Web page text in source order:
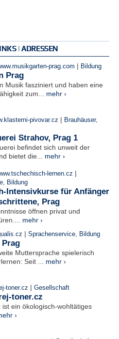
| ADRESSEN
prag.com | Bildung
Prag
Musik fasziniert und haben eine
zum... mehr ›
pivovar.cz | Brauhäuser,
Strahov, Prag 1
befindet sich unweit der
bietet die... mehr ›
lernen.cz |
, Bildung
Intensivkurse für Anfänger
Prag
öffnen privat und
mehr ›
| Sprachenservice, Bildung
Muttersprache spielerisch
Seit ... mehr ›
toner.cz | Gesellschaft
toner.cz
ist ein ökologisch-wohltätiges
›